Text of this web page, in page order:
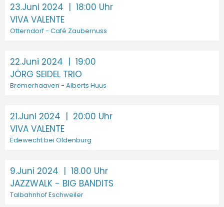
23.Juni 2024 | 18:00 Uhr
VIVA VALENTE
Otterndorf - Café Zaubernuss
22.Juni 2024 | 19:00
JÖRG SEIDEL TRIO
Bremerhaaven - Alberts Huus
21.Juni 2024 | 20:00 Uhr
VIVA VALENTE
Edewecht bei Oldenburg
9.Juni 2024 | 18.00 Uhr
JAZZWALK - BIG BANDITS
Talbahnhof Eschweiler